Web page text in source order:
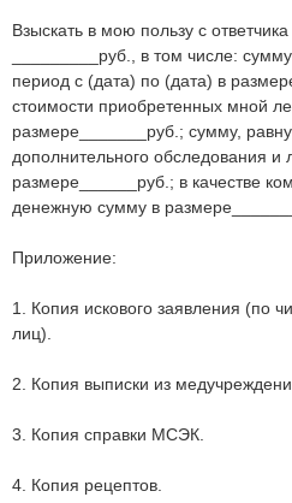
Взыскать в мою пользу с
_________руб., в том числе:
период с (дата) по (дата) в
стоимости приобретенных мной
размере_______руб.; сумму,
дополнительного обследования и
размере______руб.; в качестве
денежную сумму в
Приложение:
1. Копия искового заявления (по
лиц).
2. Копия выписки из
3. Копия справки МСЭК.
4. Копия рецептов.